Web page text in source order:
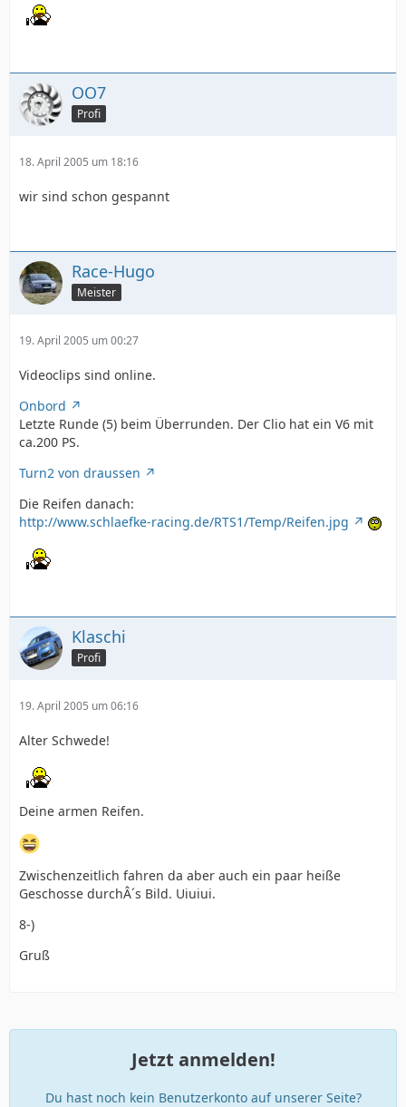
OO7
Profi
18. April 2005 um 18:16
wir sind schon gespannt
Race-Hugo
Meister
19. April 2005 um 00:27
Videoclips sind online.
Onbord
Letzte Runde (5) beim Überrunden. Der Clio hat ein V6 mit
ca.200 PS.
Turn2 von draussen
Die Reifen danach:
http://www.schlaefke-racing.de/RTS1/Temp/Reifen.jpg
Klaschi
Profi
19. April 2005 um 06:16
Alter Schwede!
Deine armen Reifen.
Zwischenzeitlich fahren da aber auch ein paar heiße
Geschosse durchÂ´s Bild. Uiuiui.
8-)
Gruß
Jetzt anmelden!
Du hast noch kein Benutzerkonto auf unserer Seite?